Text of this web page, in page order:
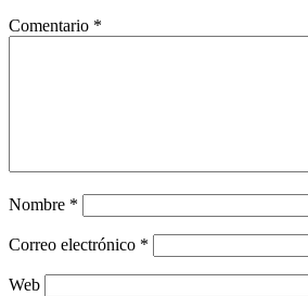
Comentario *
Nombre *
Correo electrónico *
Web